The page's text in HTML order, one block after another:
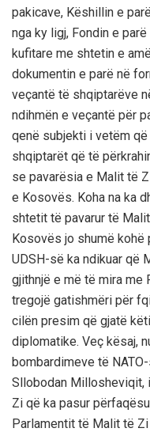
pakicave, Këshillin e
nga ky ligj, Fondin e
kufitare me shtetin e
dokumentin e parë në
veçantë të shqiptarëve
ndihmën e veçantë për
qenë subjekti i vetëm
shqiptarët që të
se pavarësia e Malit të
e Kosovës. Koha na ka
shtetit të pavarur të
Kosovës jo shumë
UDSH-së ka ndikuar që
gjithnjë e më të mira me
tregojë gatishmëri për
cilën presim që gjatë
diplomatike. Veç kësaj,
bombardimeve të
Sllobodan Millosheviqit,
Zi që ka pasur
Parlamentit të Malit të